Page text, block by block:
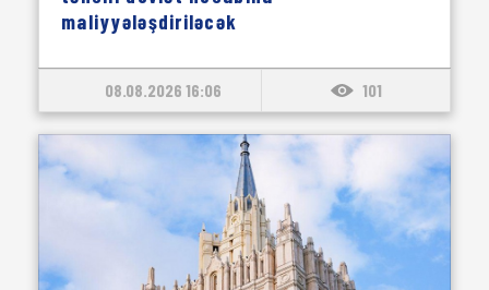
maliyyələşdiriləcək
08.08.2026 16:06 101